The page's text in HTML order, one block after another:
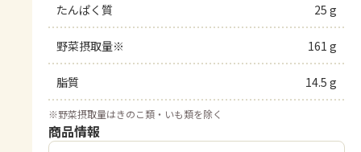
たんぱく質 25 g
野菜摂取量※ 161 g
脂質 14.5 g
※野菜摂取量はきのこ類・いも類を除く
商品情報